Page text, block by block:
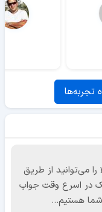
را می‌توانید از طریق
در اسرع وقت جواب
هستیم...